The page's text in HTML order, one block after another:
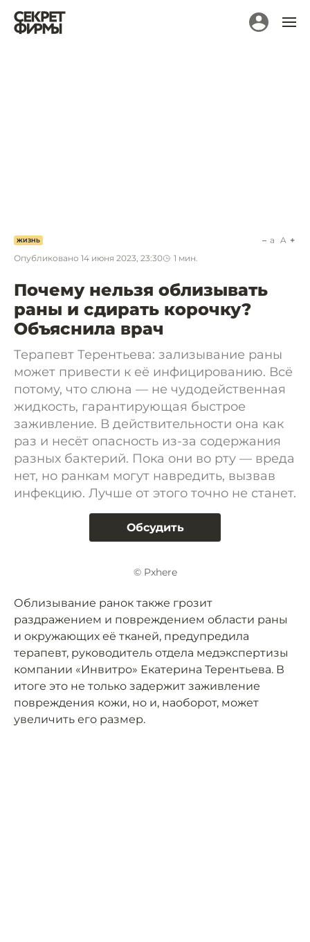
ЖИЗНЬ
Опубликовано 14 июня 2023, 23:30 1 мин.
a A
Почему нельзя облизывать
раны и сдирать корочку?
Объяснила врач
Терапевт Терентьева: зализывание раны
может привести к её инфицированию. Всё
потому, что слюна — не чудодейственная
жидкость, гарантирующая быстрое
заживление. В действительности она как
раз и несёт опасность из-за содержания
разных бактерий. Пока они во рту — вреда
нет, но ранкам могут навредить, вызвав
инфекцию. Лучше от этого точно не станет.
Обсудить
© Pxhere
Облизывание ранок также грозит
раздражением и повреждением области раны
и окружающих её тканей, предупредила
терапевт, руководитель отдела медэкспертизы
компании «Инвитро» Екатерина Терентьева. В
итоге это не только задержит заживление
повреждения кожи, но и, наоборот, может
увеличить его размер.